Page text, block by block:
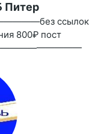
Питер
ссылок
800₽ пост